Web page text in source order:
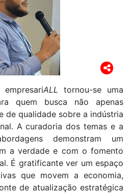
ALL tornou-se uma
quem busca não apenas
de qualidade sobre a indústria
A curadoria dos temas e a
demonstram um
a verdade e com o fomento
É gratificante ver um espaço
que movem a economia,
de atualização estratégica